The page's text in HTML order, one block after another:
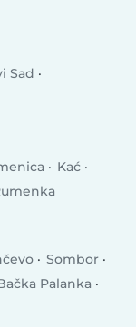
Sad
Kać
Sombor
Palanka